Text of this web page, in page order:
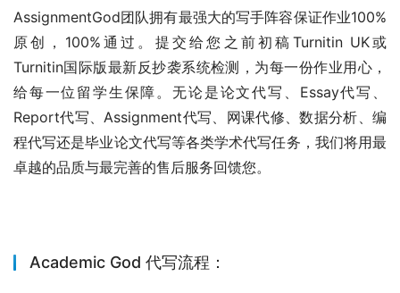
AssignmentGod团队拥有最强大的写手阵容保证作业100%
原创，100%通过。提交给您之前初稿Turnitin UK或
Turnitin国际版最新反抄袭系统检测，为每一份作业用心，
给每一位留学生保障。无论是论文代写、Essay代写、
Report代写、Assignment代写、网课代修、数据分析、编
程代写还是毕业论文代写等各类学术代写任务，我们将用最
卓越的品质与最完善的售后服务回馈您。
Academic God 代写流程：